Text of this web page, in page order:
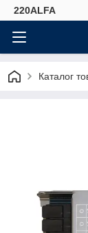
220ALFA
Каталог